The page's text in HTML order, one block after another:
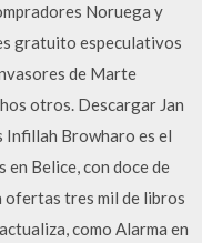
Noruega y
gratuito especulativos
de Marte
otros. Descargar Jan
Infillah Browharo es el
en Belice, con doce de
tres mil de libros
como Alarma en